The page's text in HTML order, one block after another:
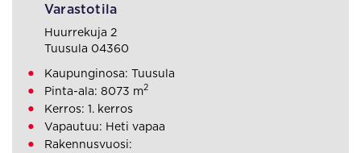
Varastotila
Huurrekuja 2
Tuusula 04360
Kaupunginosa: Tuusula
Pinta-ala: 8073 m2
Kerros: 1. kerros
Vapautuu: Heti vapaa
Rakennusvuosi: